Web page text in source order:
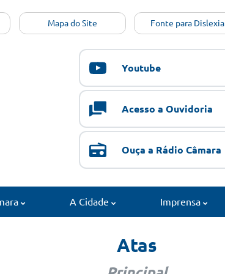
Mapa do Site Fonte para Dislexia
Youtube
Acesso a Ouvidoria
Ouça a Rádio Câmara
A Cidade Imprensa
Atas